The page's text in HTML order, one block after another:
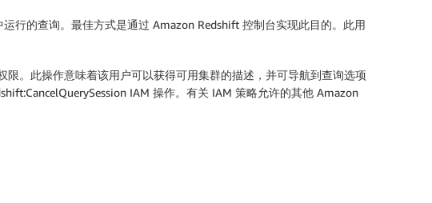
行的查询。最佳方式是通过 Amazon Redshift 控制台实现此目的。此用
。此操作意味着该用户可以获得可用集群的描述，并可导航到查询选项
IAM 操作。有关 IAM 策略允许的其他 Amazon